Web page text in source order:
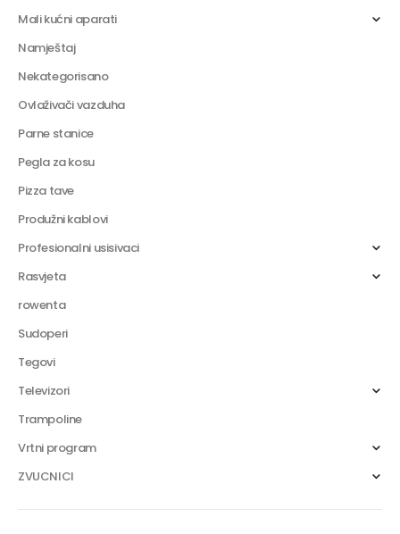
Mali kućni aparati
Namještaj
Nekategorisano
Ovlaživači vazduha
Parne stanice
Pegla za kosu
Pizza tave
Produžni kablovi
Profesionalni usisivaci
Rasvjeta
rowenta
Sudoperi
Tegovi
Televizori
Trampoline
Vrtni program
ZVUCNICI